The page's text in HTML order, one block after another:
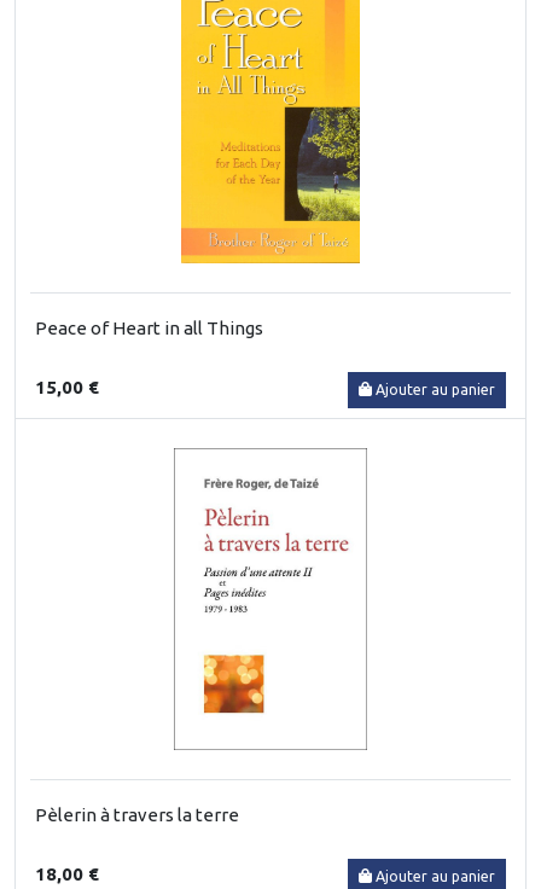
Peace of Heart in all Things
15,00 € Ajouter au panier
Pèlerin à travers la terre
18,00 € Ajouter au panier